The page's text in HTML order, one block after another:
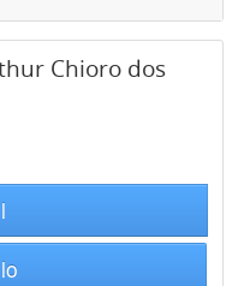
Chioro dos